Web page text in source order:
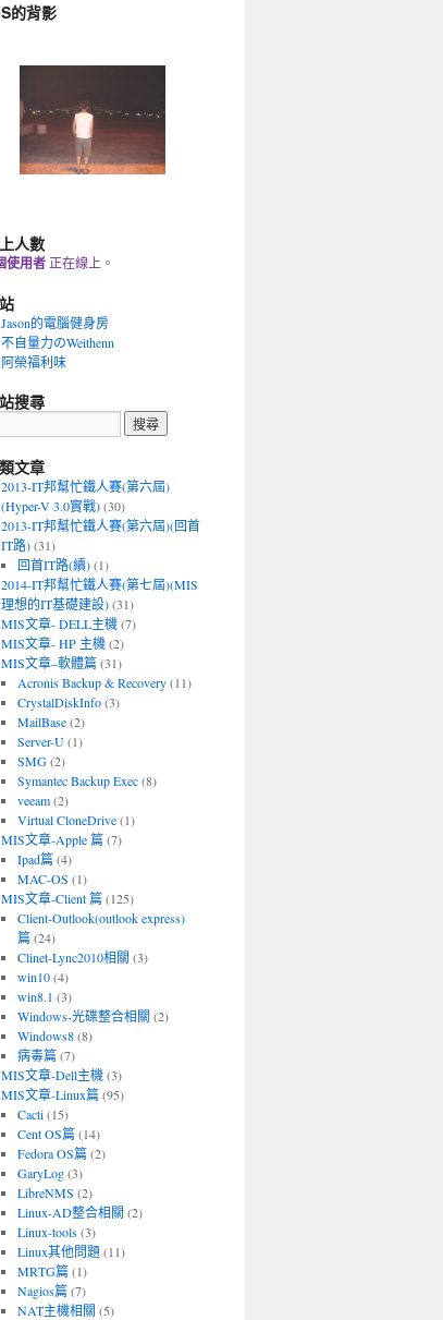
的背影
人數
使用者 正在線上。
Jason的電腦健身房
不自量力のWeithenn
阿榮福利味
搜尋
文章
2013-IT邦幫忙鐵人賽(第六屆)
(Hyper-V 3.0實戰)(30)
2013-IT邦幫忙鐵人賽(第六屆)(回首
IT路)(31)
回首IT路(續)(1)
2014-IT邦幫忙鐵人賽(第七屆)(MIS
理想的IT基礎建設)(31)
MIS文章- DELL主機(7)
MIS文章- HP 主機(2)
MIS文章–軟體篇(31)
Acronis Backup & Recovery(11)
CrystalDiskInfo(3)
MailBase(2)
Server-U(1)
SMG(2)
Symantec Backup Exec(8)
veeam(2)
Virtual CloneDrive(1)
MIS文章-Apple 篇(7)
Ipad篇(4)
MAC-OS (1)
MIS文章-Client 篇(125)
Client-Outlook(outlook express)
篇(24)
Clinet-Lync2010相關 (3)
win10(4)
win8.1 (3)
Windows-光碟整合相關 (2)
Windows8(8)
病毒篇(7)
MIS文章-Dell主機(3)
MIS文章-Linux篇(95)
Cacti(15)
Cent OS篇(14)
Fedora OS篇(2)
GaryLog(3)
LibreNMS (2)
Linux-AD整合相關 (2)
Linux-tools(3)
Linux其他問題(11)
MRTG篇(1)
Nagios篇(7)
NAT主機相關 (5)